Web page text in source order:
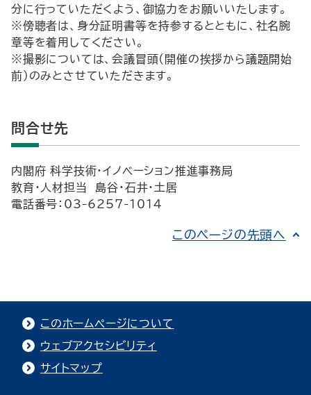
分に行っていただくよう、御協力をお願いいたします。
※傍聴者は、身分証明書等を持参するとともに、社名腕
章等を着用してください。
※撮影については、会議冒頭（開催の挨拶から議題開始
前）のみとさせていただきます。
問合せ先
内閣府 科学技術・イノベーション推進事務局
教育・人材担当 島谷・石井・土居
電話番号：03-6257-1014
このページの先頭へ
このホームページについて
ウェブアクセシビリティ
サイトマップ